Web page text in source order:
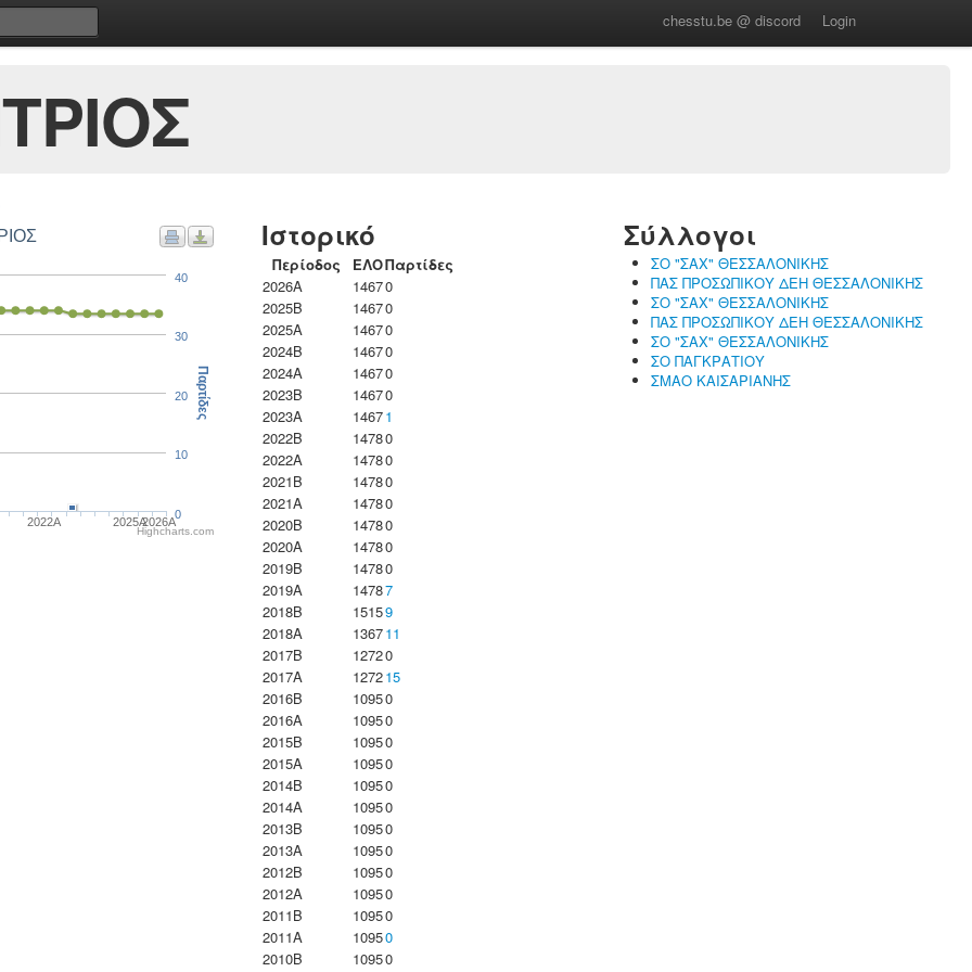
chesstu.be @ discord Login
2022A 2025A2026A
0
10
20
30
40
Παρτίδες
Highcharts.com
Ιστορικό
Περίοδος ΕΛΟΠαρτίδες
2026A
14670
2025B
14670
2025A
14670
2024B
14670
2024A
14670
2023B
14670
2023Α
14671
2022B
14780
2022A
14780
2021B
14780
2021A
14780
2020B
14780
2020A
14780
2019B
14780
2019A
14787
2018B
15159
2018A
136711
2017B
12720
2017A
127215
2016B
10950
2016A
10950
2015B
10950
2015A
10950
2014B
10950
2014A
10950
2013B
10950
2013A
10950
2012B
10950
2012A
10950
2011B
10950
2011A
10950
2010B
10950
Σύλλογοι
ΣΟ "ΣΑΧ" ΘΕΣΣΑΛΟΝΙΚΗΣ
ΠΑΣ ΠΡΟΣΩΠΙΚΟΥ ΔΕΗ ΘΕΣΣΑΛΟΝΙΚΗΣ
ΣΟ "ΣΑΧ" ΘΕΣΣΑΛΟΝΙΚΗΣ
ΠΑΣ ΠΡΟΣΩΠΙΚΟΥ ΔΕΗ ΘΕΣΣΑΛΟΝΙΚΗΣ
ΣΟ "ΣΑΧ" ΘΕΣΣΑΛΟΝΙΚΗΣ
ΣΟ ΠΑΓΚΡΑΤΙΟΥ
ΣΜΑΟ ΚΑΙΣΑΡΙΑΝΗΣ